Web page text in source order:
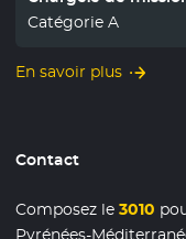
Catégorie A
En savoir plus
Contact
Composez le3010
Pyrénées-